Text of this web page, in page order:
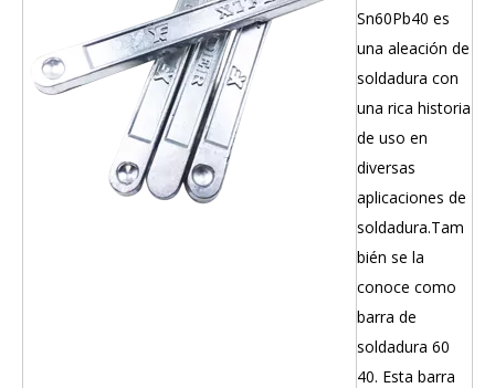
Sn60Pb40 es
una aleación de
soldadura con
una rica historia
de uso en
diversas
aplicaciones de
soldadura.Tam
bién se la
conoce como
barra de
soldadura 60
40. Esta barra